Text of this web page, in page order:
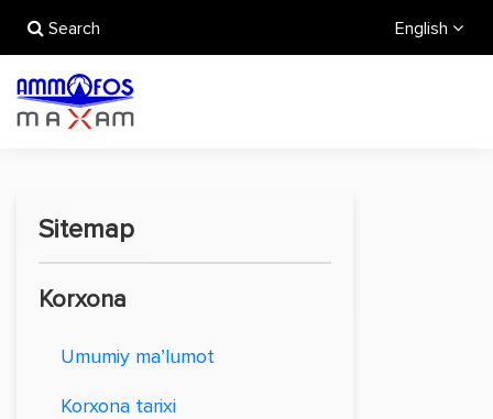
Search English
Sitemap
Korxona
Umumiy ma’lumot
Korxona tarixi